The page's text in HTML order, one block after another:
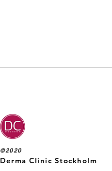
TCA-peeling med fenol – en
©2020
Derma Clinic Stockholm